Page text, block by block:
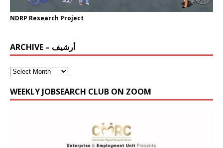
NDRP Research Project
ARCHIVE – أرشيف
WEEKLY JOBSEARCH CLUB ON ZOOM